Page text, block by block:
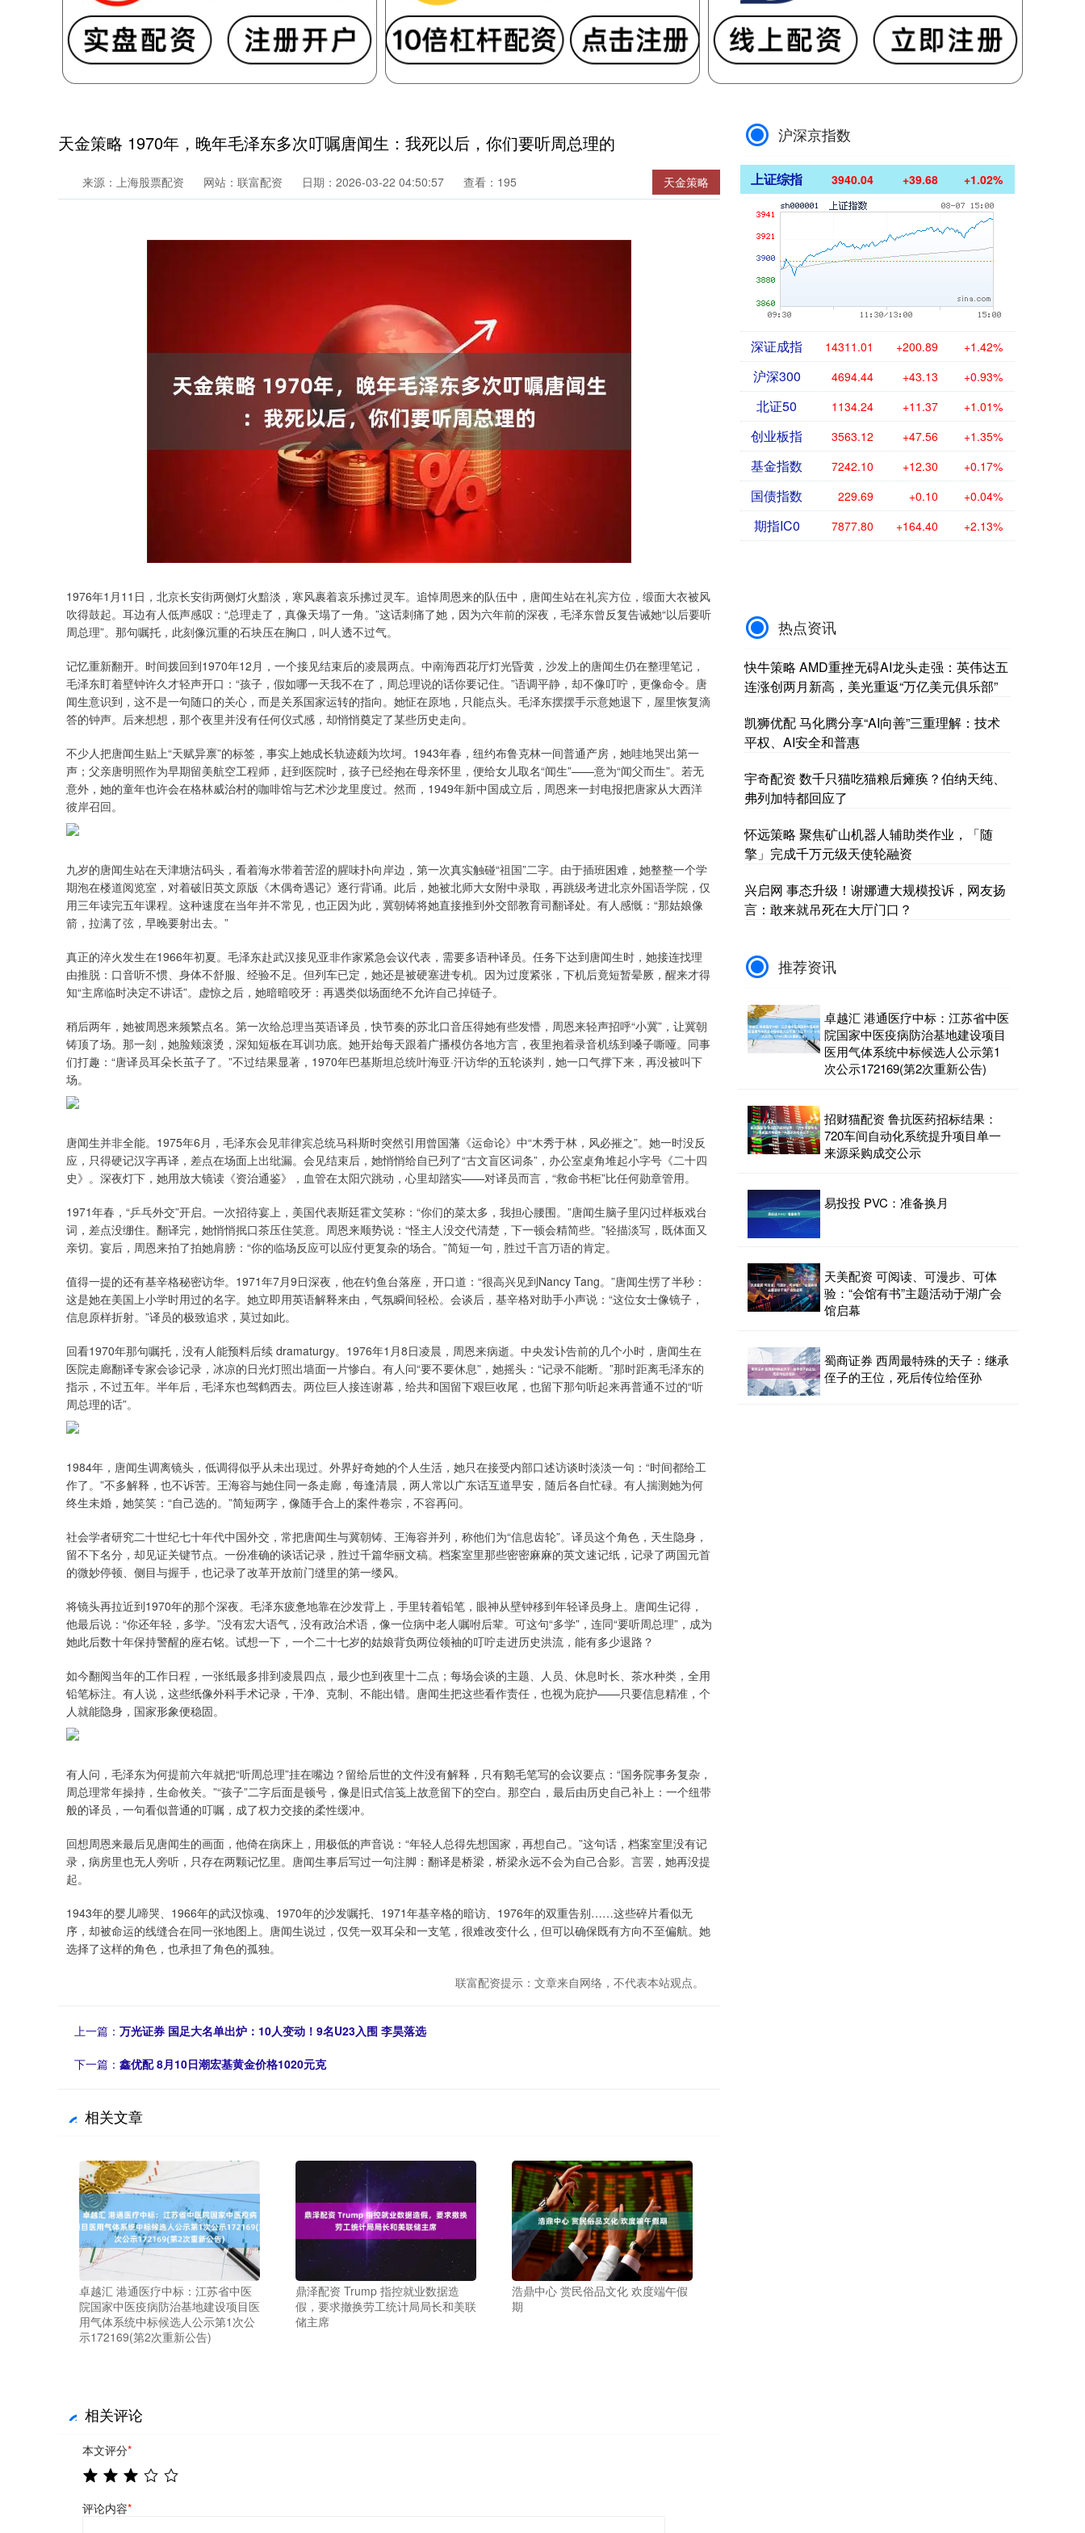
天金策略 1970年，晚年毛泽东多次叮嘱唐闻生：我死以后，你们要听周总理的
天金策略
来源：上海股票配资 网站：联富配资 日期：2026-03-22 04:50:57 查看：195
1976年1月11日，北京长安街两侧灯火黯淡，寒风裹着哀乐拂过灵车。追悼周恩来的队伍中，唐闻生站在礼宾方位，缎面大衣被风
吹得鼓起。耳边有人低声感叹：“总理走了，真像天塌了一角。”这话刺痛了她，因为六年前的深夜，毛泽东曾反复告诫她“以后要听
周总理”。那句嘱托，此刻像沉重的石块压在胸口，叫人透不过气。
记忆重新翻开。时间拨回到1970年12月，一个接见结束后的凌晨两点。中南海西花厅灯光昏黄，沙发上的唐闻生仍在整理笔记，
毛泽东盯着壁钟许久才轻声开口：“孩子，假如哪一天我不在了，周总理说的话你要记住。”语调平静，却不像叮咛，更像命令。唐
闻生意识到，这不是一句随口的关心，而是关系国家运转的指向。她怔在原地，只能点头。毛泽东摆摆手示意她退下，屋里恢复滴
答的钟声。后来想想，那个夜里并没有任何仪式感，却悄悄奠定了某些历史走向。
不少人把唐闻生贴上“天赋异禀”的标签，事实上她成长轨迹颇为坎坷。1943年春，纽约布鲁克林一间普通产房，她哇地哭出第一
声；父亲唐明照作为早期留美航空工程师，赶到医院时，孩子已经抱在母亲怀里，便给女儿取名“闻生”——意为“闻父而生”。若无
意外，她的童年也许会在格林威治村的咖啡馆与艺术沙龙里度过。然而，1949年新中国成立后，周恩来一封电报把唐家从大西洋
彼岸召回。
九岁的唐闻生站在天津塘沽码头，看着海水带着苦涩的腥味扑向岸边，第一次真实触碰“祖国”二字。由于插班困难，她整整一个学
期泡在楼道阅览室，对着破旧英文原版《木偶奇遇记》逐行背诵。此后，她被北师大女附中录取，再跳级考进北京外国语学院，仅
用三年读完五年课程。这种速度在当年并不常见，也正因为此，冀朝铸将她直接推到外交部教育司翻译处。有人感慨：“那姑娘像
箭，拉满了弦，早晚要射出去。”
真正的淬火发生在1966年初夏。毛泽东赴武汉接见亚非作家紧急会议代表，需要多语种译员。任务下达到唐闻生时，她接连找理
由推脱：口音听不惯、身体不舒服、经验不足。但列车已定，她还是被硬塞进专机。因为过度紧张，下机后竟短暂晕厥，醒来才得
知“主席临时决定不讲话”。虚惊之后，她暗暗咬牙：再遇类似场面绝不允许自己掉链子。
稍后两年，她被周恩来频繁点名。第一次给总理当英语译员，快节奏的苏北口音压得她有些发懵，周恩来轻声招呼“小冀”，让冀朝
铸顶了场。那一刻，她脸颊滚烫，深知短板在耳训功底。她开始每天跟着广播模仿各地方言，夜里抱着录音机练到嗓子嘶哑。同事
们打趣：“唐译员耳朵长茧子了。”不过结果显著，1970年巴基斯坦总统叶海亚·汗访华的五轮谈判，她一口气撑下来，再没被叫下
场。
唐闻生并非全能。1975年6月，毛泽东会见菲律宾总统马科斯时突然引用曾国藩《运命论》中“木秀于林，风必摧之”。她一时没反
应，只得硬记汉字再译，差点在场面上出纰漏。会见结束后，她悄悄给自已列了“古文盲区词条”，办公室桌角堆起小字号《二十四
史》。深夜灯下，她用放大镜读《资治通鉴》，血管在太阳穴跳动，心里却踏实——对译员而言，“救命书柜”比任何勋章管用。
1971年春，“乒乓外交”开启。一次招待宴上，美国代表斯廷霍文笑称：“你们的菜太多，我担心腰围。”唐闻生脑子里闪过样板戏台
词，差点没绷住。翻译完，她悄悄抿口茶压住笑意。周恩来顺势说：“怪主人没交代清楚，下一顿会精简些。”轻描淡写，既体面又
亲切。宴后，周恩来拍了拍她肩膀：“你的临场反应可以应付更复杂的场合。”简短一句，胜过千言万语的肯定。
值得一提的还有基辛格秘密访华。1971年7月9日深夜，他在钓鱼台落座，开口道：“很高兴见到Nancy Tang。”唐闻生愣了半秒：
这是她在美国上小学时用过的名字。她立即用英语解释来由，气氛瞬间轻松。会谈后，基辛格对助手小声说：“这位女士像镜子，
信息原样折射。”译员的极致追求，莫过如此。
回看1970年那句嘱托，没有人能预料后续 dramaturgy。1976年1月8日凌晨，周恩来病逝。中央发讣告前的几个小时，唐闻生在
医院走廊翻译专家会诊记录，冰凉的日光灯照出墙面一片惨白。有人问“要不要休息”，她摇头：“记录不能断。”那时距离毛泽东的
指示，不过五年。半年后，毛泽东也驾鹤西去。两位巨人接连谢幕，给共和国留下艰巨收尾，也留下那句听起来再普通不过的“听
周总理的话”。
1984年，唐闻生调离镜头，低调得似乎从未出现过。外界好奇她的个人生活，她只在接受内部口述访谈时淡淡一句：“时间都给工
作了。”不多解释，也不诉苦。王海容与她住同一条走廊，每逢清晨，两人常以广东话互道早安，随后各自忙碌。有人揣测她为何
终生未婚，她笑笑：“自己选的。”简短两字，像随手合上的案件卷宗，不容再问。
社会学者研究二十世纪七十年代中国外交，常把唐闻生与冀朝铸、王海容并列，称他们为“信息齿轮”。译员这个角色，天生隐身，
留不下名分，却见证关键节点。一份准确的谈话记录，胜过千篇华丽文稿。档案室里那些密密麻麻的英文速记纸，记录了两国元首
的微妙停顿、侧目与握手，也记录了改革开放前门缝里的第一缕风。
将镜头再拉近到1970年的那个深夜。毛泽东疲惫地靠在沙发背上，手里转着铅笔，眼神从壁钟移到年轻译员身上。唐闻生记得，
他最后说：“你还年轻，多学。”没有宏大语气，没有政治术语，像一位病中老人嘱咐后辈。可这句“多学”，连同“要听周总理”，成为
她此后数十年保持警醒的座右铭。试想一下，一个二十七岁的姑娘背负两位领袖的叮咛走进历史洪流，能有多少退路？
如今翻阅当年的工作日程，一张纸最多排到凌晨四点，最少也到夜里十二点；每场会谈的主题、人员、休息时长、茶水种类，全用
铅笔标注。有人说，这些纸像外科手术记录，干净、克制、不能出错。唐闻生把这些看作责任，也视为庇护——只要信息精准，个
人就能隐身，国家形象便稳固。
有人问，毛泽东为何提前六年就把“听周总理”挂在嘴边？留给后世的文件没有解释，只有鹅毛笔写的会议要点：“国务院事务复杂，
周总理常年操持，生命攸关。”“孩子”二字后面是顿号，像是旧式信笺上故意留下的空白。那空白，最后由历史自己补上：一个纽带
般的译员，一句看似普通的叮嘱，成了权力交接的柔性缓冲。
回想周恩来最后见唐闻生的画面，他倚在病床上，用极低的声音说：“年轻人总得先想国家，再想自己。”这句话，档案室里没有记
录，病房里也无人旁听，只存在两颗记忆里。唐闻生事后写过一句注脚：翻译是桥梁，桥梁永远不会为自己合影。言罢，她再没提
起。
1943年的婴儿啼哭、1966年的武汉惊魂、1970年的沙发嘱托、1971年基辛格的暗访、1976年的双重告别……这些碎片看似无
序，却被命运的线缝合在同一张地图上。唐闻生说过，仅凭一双耳朵和一支笔，很难改变什么，但可以确保既有方向不至偏航。她
选择了这样的角色，也承担了角色的孤独。
联富配资提示：文章来自网络，不代表本站观点。
上一篇： 万光证券 国足大名单出炉：10人变动！9名U23入围 李昊落选
下一篇： 鑫优配 8月10日潮宏基黄金价格1020元克
相关文章
卓越汇 港通医疗中标：江苏省中医
院国家中医疫病防治基地建设项目医
用气体系统中标候选人公示第1次公
示172169(第2次重新公告)
鼎泽配资 Trump 指控就业数据造
假，要求撤换劳工统计局局长和美联
储主席
浩鼎中心 赏民俗品文化 欢度端午假
期
相关评论
本文评分*
评论内容*
沪深京指数
上证综指 3940.04 +39.68 +1.02%
深证成指 14311.01 +200.89 +1.42%
沪深300 4694.44 +43.13 +0.93%
北证50 1134.24 +11.37 +1.01%
创业板指 3563.12 +47.56 +1.35%
基金指数 7242.10 +12.30 +0.17%
国债指数 229.69 +0.10 +0.04%
期指IC0 7877.80 +164.40 +2.13%
热点资讯
快牛策略 AMD重挫无碍AI龙头走强：英伟达五
连涨创两月新高，美光重返“万亿美元俱乐部”
凯狮优配 马化腾分享“AI向善”三重理解：技术
平权、AI安全和普惠
宇奇配资 数千只猫吃猫粮后瘫痪？伯纳天纯、
弗列加特都回应了
怀远策略 聚焦矿山机器人辅助类作业，「随
擎」完成千万元级天使轮融资
兴启网 事态升级！谢娜遭大规模投诉，网友扬
言：敢来就吊死在大厅门口？
推荐资讯
卓越汇 港通医疗中标：江苏省中医
院国家中医疫病防治基地建设项目
医用气体系统中标候选人公示第1
次公示172169(第2次重新公告)
招财猫配资 鲁抗医药招标结果：
720车间自动化系统提升项目单一
来源采购成交公示
易投投 PVC：准备换月
天美配资 可阅读、可漫步、可体
验：“会馆有书”主题活动于湖广会
馆启幕
蜀商证券 西周最特殊的天子：继承
侄子的王位，死后传位给侄孙